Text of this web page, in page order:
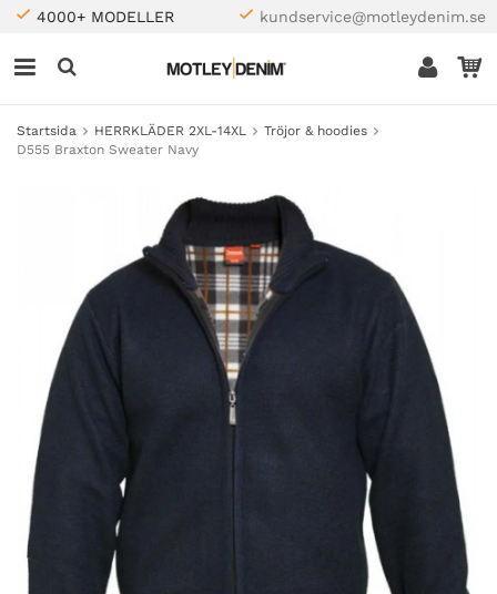
4000+ MODELLER kundservice@motleydenim.se
Startsida HERRKLÄDER 2XL-14XL
Tröjor & hoodies
D555 Braxton Sweater Navy